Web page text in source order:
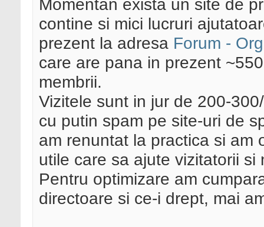
Momentan exista un site de
contine si mici lucruri
prezent la adresa Forum -
care are pana in prezent
membrii.
Vizitele sunt in jur de 200-
cu putin spam pe site-uri de
am renuntat la practica si am
utile care sa ajute vizitatorii si
Pentru optimizare am
directoare si ce-i drept, mai